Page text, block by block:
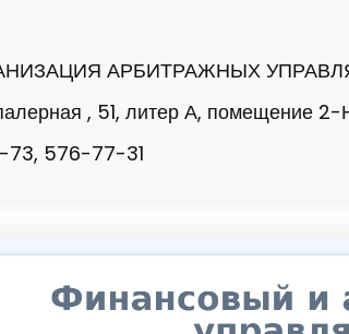
АРБИТРАЖНЫХ
, 51, литер А, помещение
576-77-31